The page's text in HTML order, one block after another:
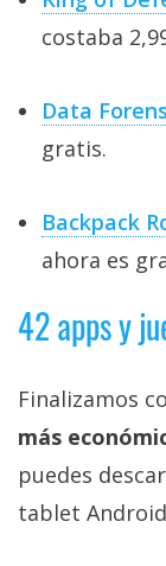
costaba
Data
gratis.
Backpack
ahora es
42 apps y
Finalizamos
más
puedes
tablet